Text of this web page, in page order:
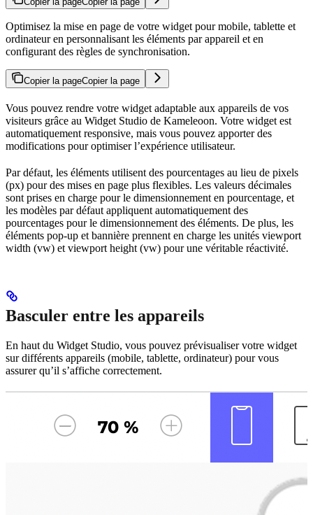
Optimisez la mise en page de votre widget pour mobile, tablette et
ordinateur en personnalisant les éléments par appareil et en
configurant des règles de synchronisation.
Copier la pageCopier la page
Vous pouvez rendre votre widget adaptable aux appareils de vos
visiteurs grâce au Widget Studio de Kameleoon. Votre widget est
automatiquement responsive, mais vous pouvez apporter des
modifications pour optimiser l’expérience utilisateur.
Par défaut, les éléments utilisent des pourcentages au lieu de pixels
(px) pour des mises en page plus flexibles. Les valeurs décimales
sont prises en charge pour le dimensionnement en pourcentage, et
les modèles par défaut appliquent automatiquement des
pourcentages pour le dimensionnement des éléments. De plus, les
éléments pop-up et bannière prennent en charge les unités viewport
width (vw) et viewport height (vw) pour une véritable réactivité.
Basculer entre les appareils
En haut du Widget Studio, vous pouvez prévisualiser votre widget
sur différents appareils (mobile, tablette, ordinateur) pour vous
assurer qu’il s’affiche correctement.